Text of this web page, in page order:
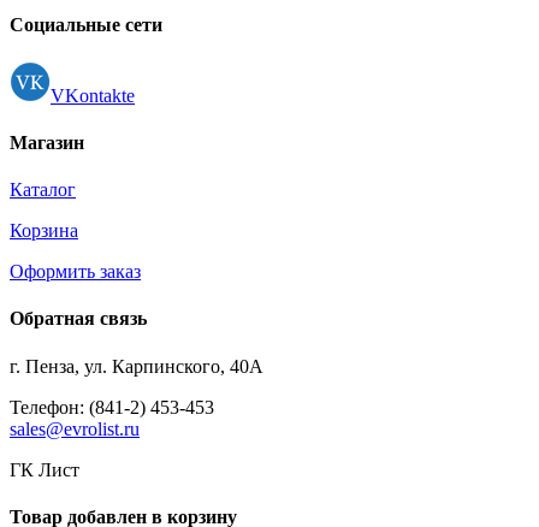
Социальные сети
VKontakte
Магазин
Каталог
Корзина
Оформить заказ
Обратная связь
г. Пенза, ул. Карпинского, 40А
Телефон: (841-2) 453-453
sales@evrolist.ru
ГК Лист
Товар добавлен в корзину